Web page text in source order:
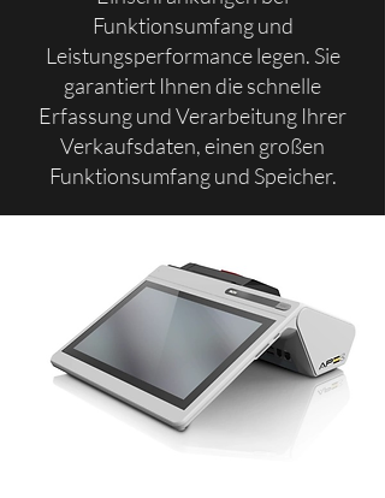
Funktionsumfang und
Leistungsperformance legen. Sie
garantiert Ihnen die schnelle
Erfassung und Verarbeitung Ihrer
Verkaufsdaten, einen großen
Funktionsumfang und Speicher.